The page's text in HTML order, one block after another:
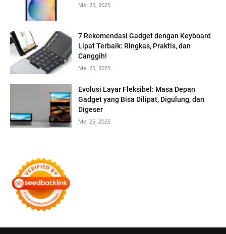
Mei 25, 2025
7 Rekomendasi Gadget dengan Keyboard
Lipat Terbaik: Ringkas, Praktis, dan
Canggih!
Mei 25, 2025
Evolusi Layar Fleksibel: Masa Depan
Gadget yang Bisa Dilipat, Digulung, dan
Digeser
Mei 25, 2025